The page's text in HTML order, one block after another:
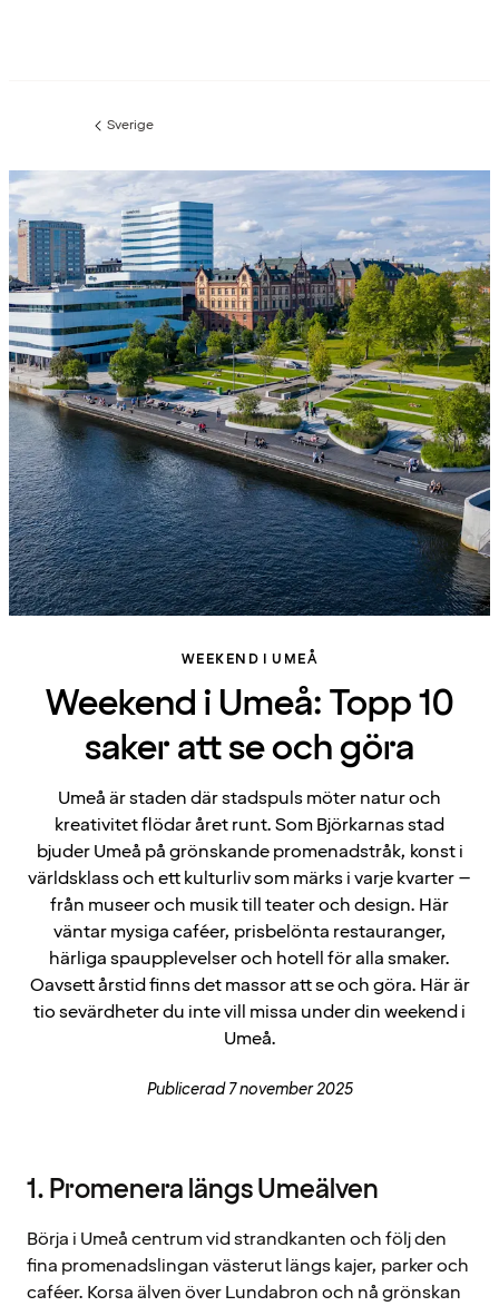
Föregående
Sverige
WEEKEND I UMEÅ
Weekend i Umeå: Topp 10
saker att se och göra
Umeå är staden där stadspuls möter natur och
kreativitet flödar året runt. Som Björkarnas stad
bjuder Umeå på grönskande promenadstråk, konst i
världsklass och ett kulturliv som märks i varje kvarter –
från museer och musik till teater och design. Här
väntar mysiga caféer, prisbelönta restauranger,
härliga spaupplevelser och hotell för alla smaker.
Oavsett årstid finns det massor att se och göra. Här är
tio sevärdheter du inte vill missa under din weekend i
Umeå.
Publicerad 7 november 2025
1. Promenera längs Umeälven
Börja i Umeå centrum vid strandkanten och följ den
fina promenadslingan västerut längs kajer, parker och
caféer. Korsa älven över Lundabron och nå grönskan